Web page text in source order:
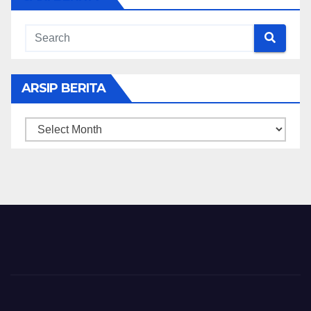
ARSIP BERITA
ARSIP